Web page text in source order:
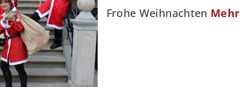
Frohe Weihnachten Mehr